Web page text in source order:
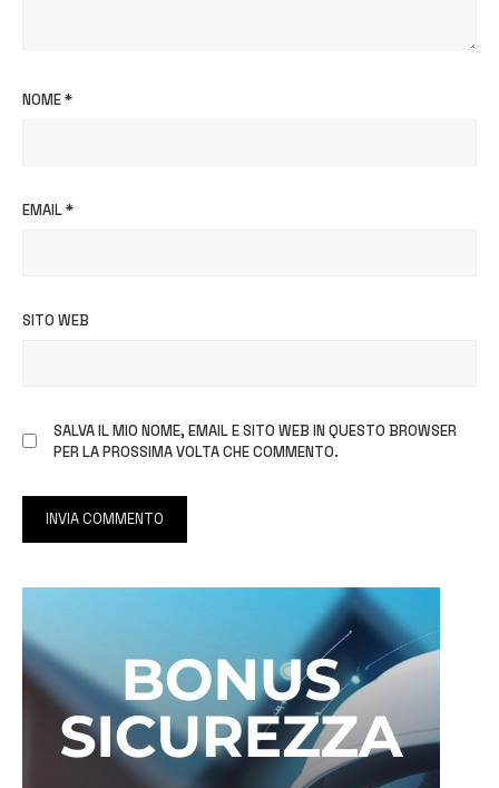
NOME*
EMAIL*
SITO WEB
SALVA IL MIO NOME, EMAIL E SITO WEB IN QUESTO BROWSER
PER LA PROSSIMA VOLTA CHE COMMENTO.